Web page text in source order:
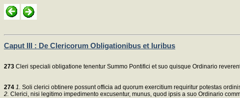
Caput III : De Clericorum Obligationibus et Iuribus
273 Cleri speciali obligatione tenentur Summo Pontifici et suo quisque Ordinario
274 1. Soli clerici obtinere possunt officia ad quorum exercitium requiritur potestas
2. Clerici, nisi legitimo impedimento excusentur, munus, quod ipsis a suo Ordinario